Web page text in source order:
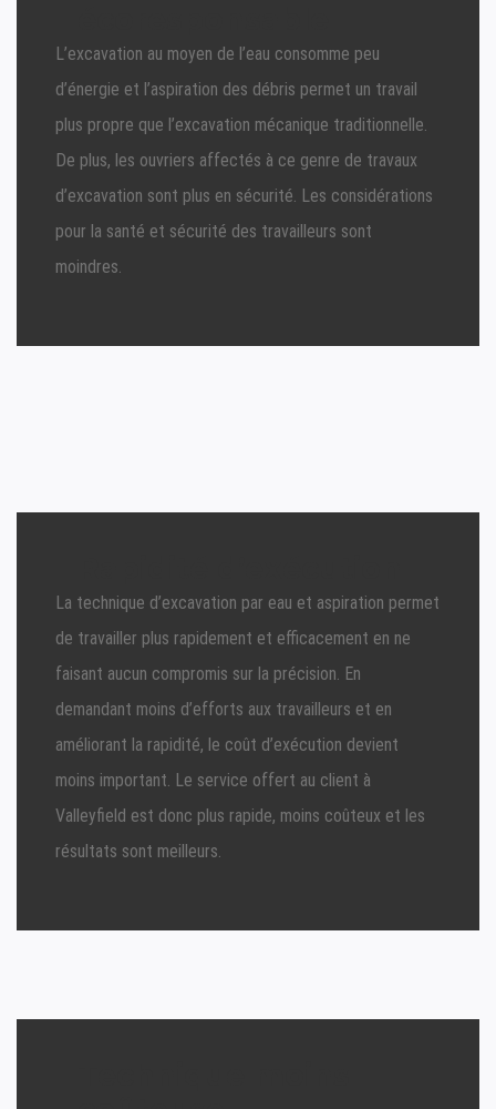
L’excavation au moyen de l’eau consomme peu
d’énergie et l’aspiration des débris permet un travail
plus propre que l’excavation mécanique traditionnelle.
De plus, les ouvriers affectés à ce genre de travaux
d’excavation sont plus en sécurité. Les considérations
pour la santé et sécurité des travailleurs sont
moindres.
La technique d’excavation par eau et aspiration permet
de travailler plus rapidement et efficacement en ne
faisant aucun compromis sur la précision. En
demandant moins d’efforts aux travailleurs et en
améliorant la rapidité, le coût d’exécution devient
moins important. Le service offert au client à
Valleyfield est donc plus rapide, moins coûteux et les
résultats sont meilleurs.